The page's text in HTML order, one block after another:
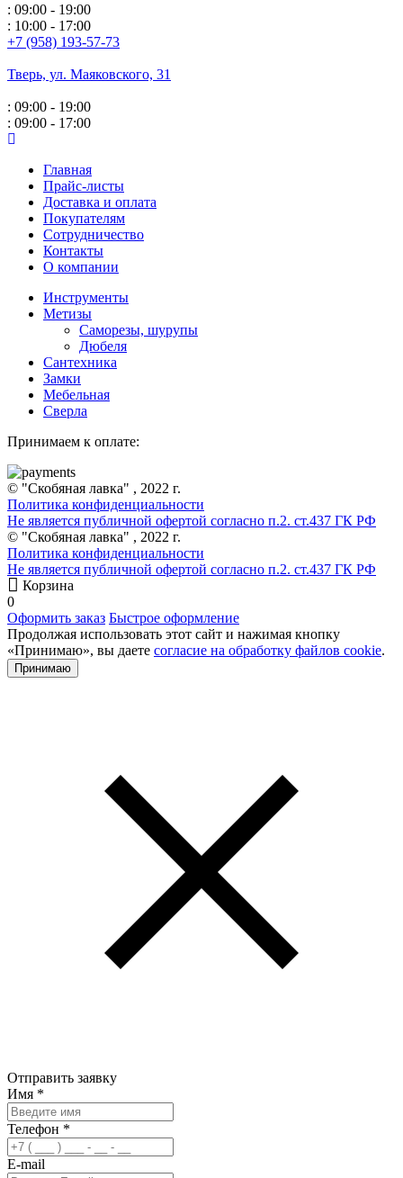
: 09:00 - 19:00
: 10:00 - 17:00
+7 (958) 193-57-73
Тверь, ул. Маяковского, 31
: 09:00 - 19:00
: 09:00 - 17:00
Главная
Прайс-листы
Доставка и оплата
Покупателям
Сотрудничество
Контакты
О компании
Инструменты
Метизы
Саморезы, шурупы
Дюбеля
Сантехника
Замки
Мебельная
Сверла
Принимаем к оплате:
© "Скобяная лавка" , 2022 г.
Политика конфиденциальности
Не является публичной офертой согласно п.2. ст.437 ГК РФ
© "Скобяная лавка" , 2022 г.
Политика конфиденциальности
Не является публичной офертой согласно п.2. ст.437 ГК РФ
Корзина
0
Оформить заказ Быстрое оформление
Продолжая использовать этот сайт и нажимая кнопку
«Принимаю», вы даете согласие на обработку файлов cookie.
Принимаю
Отправить заявку
Имя *
Телефон *
E-mail